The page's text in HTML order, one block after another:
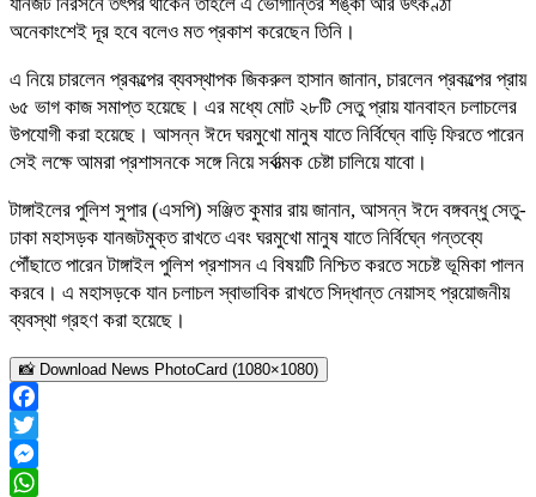
অনেকাংশেই দূর হবে বলেও মত প্রকাশ করেছেন তিনি।
এ নিয়ে চারলেন প্রকল্পের ব্যবস্থাপক জিকরুল হাসান জানান, চারলেন প্রকল্পের প্রায়
৬৫ ভাগ কাজ সমাপ্ত হয়েছে। এর মধ্যে মোট ২৮টি সেতু প্রায় যানবাহন চলাচলের
উপযোগী করা হয়েছে। আসন্ন ঈদে ঘরমুখো মানুষ যাতে নির্বিঘ্নে বাড়ি ফিরতে পারেন
সেই লক্ষে আমরা প্রশাসনকে সঙ্গে নিয়ে সর্বাত্মক চেষ্টা চালিয়ে যাবো।
টাঙ্গাইলের পুলিশ সুপার (এসপি) সঞ্জিত কুমার রায় জানান, আসন্ন ঈদে বঙ্গবন্ধু সেতু-
ঢাকা মহাসড়ক যানজটমুক্ত রাখতে এবং ঘরমুখো মানুষ যাতে নির্বিঘ্নে গন্তব্যে
পৌঁছাতে পারেন টাঙ্গাইল পুলিশ প্রশাসন এ বিষয়টি নিশ্চিত করতে সচেষ্ট ভূমিকা পালন
করবে। এ মহাসড়কে যান চলাচল স্বাভাবিক রাখতে সিদ্ধান্ত নেয়াসহ প্রয়োজনীয়
ব্যবস্থা গ্রহণ করা হয়েছে।
📸 Download News PhotoCard (1080×1080)
Facebook
Twitter
Messenger